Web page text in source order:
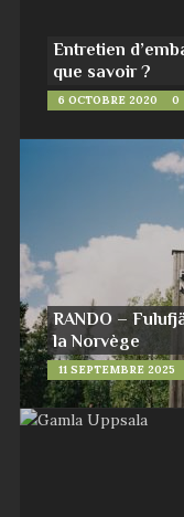
Entretien
que savoir ?
6 OCTOBRE 2020 0
RANDO –
la Norvège
11 SEPTEMBRE 2025